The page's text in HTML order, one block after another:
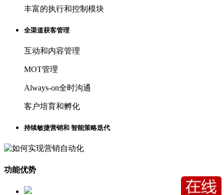
丰富的执行和控制模块
全渠道获客管理
互动和内容管理
MOT管理
Always-on全时沟通
客户培育和孵化
持续敏捷营销和 智能策略迭代
功能优势